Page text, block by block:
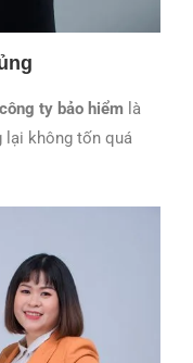
công ty bảo hiểm là
lại không tốn quá